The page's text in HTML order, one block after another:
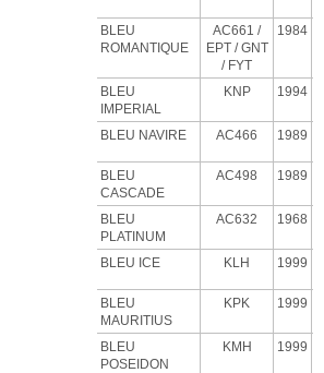
BLEU
ROMANTIQUE
AC661 /
EPT / GNT
/ FYT
1984
BLEU
IMPERIAL
KNP 1994
BLEU NAVIRE AC466 1989
BLEU
CASCADE
AC498 1989
BLEU
PLATINUM
AC632 1968
BLEU ICE KLH 1999
BLEU
MAURITIUS
KPK 1999
BLEU
POSEIDON
KMH 1999